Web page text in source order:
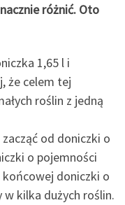
różnić. Oto
1,65 l i
że celem tej
roślin z jedną
zacząć od doniczki o
o pojemności
końcowej doniczki o
kilka dużych roślin.